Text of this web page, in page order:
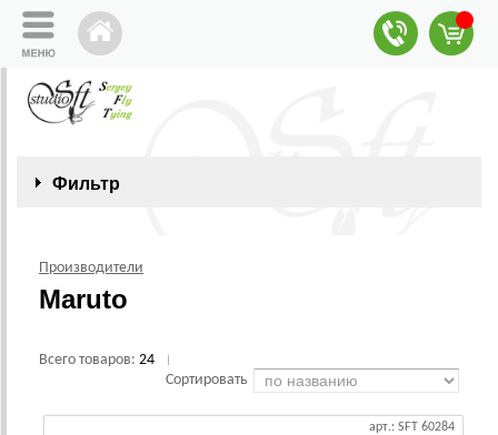
Фильтр
Производители
Maruto
Всего товаров: 24
Сортировать
арт.: SFT 60284